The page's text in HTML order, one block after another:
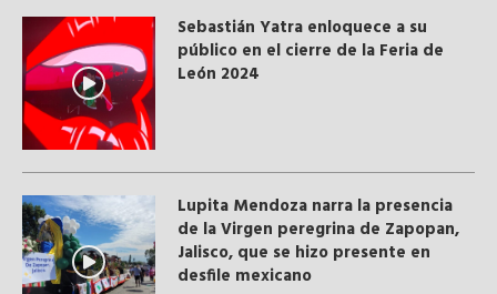
Sebastián Yatra enloquece a su
público en el cierre de la Feria de
León 2024
Lupita Mendoza narra la presencia
de la Virgen peregrina de Zapopan,
Jalisco, que se hizo presente en
desfile mexicano